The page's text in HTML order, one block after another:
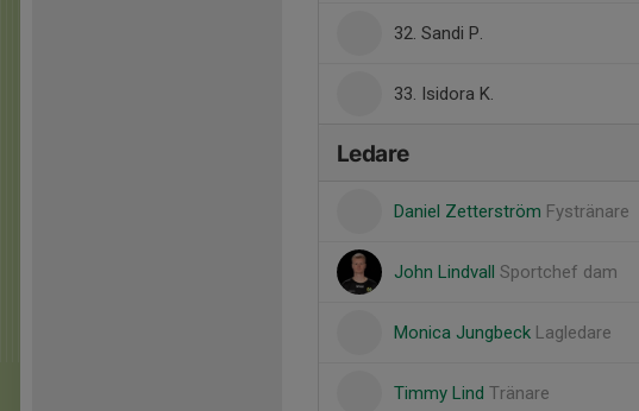
32. Sandi P.
33. Isidora K.
Ledare
Daniel Zetterström Fystränare
John Lindvall Sportchef dam
Monica Jungbeck Lagledare
Timmy Lind Tränare